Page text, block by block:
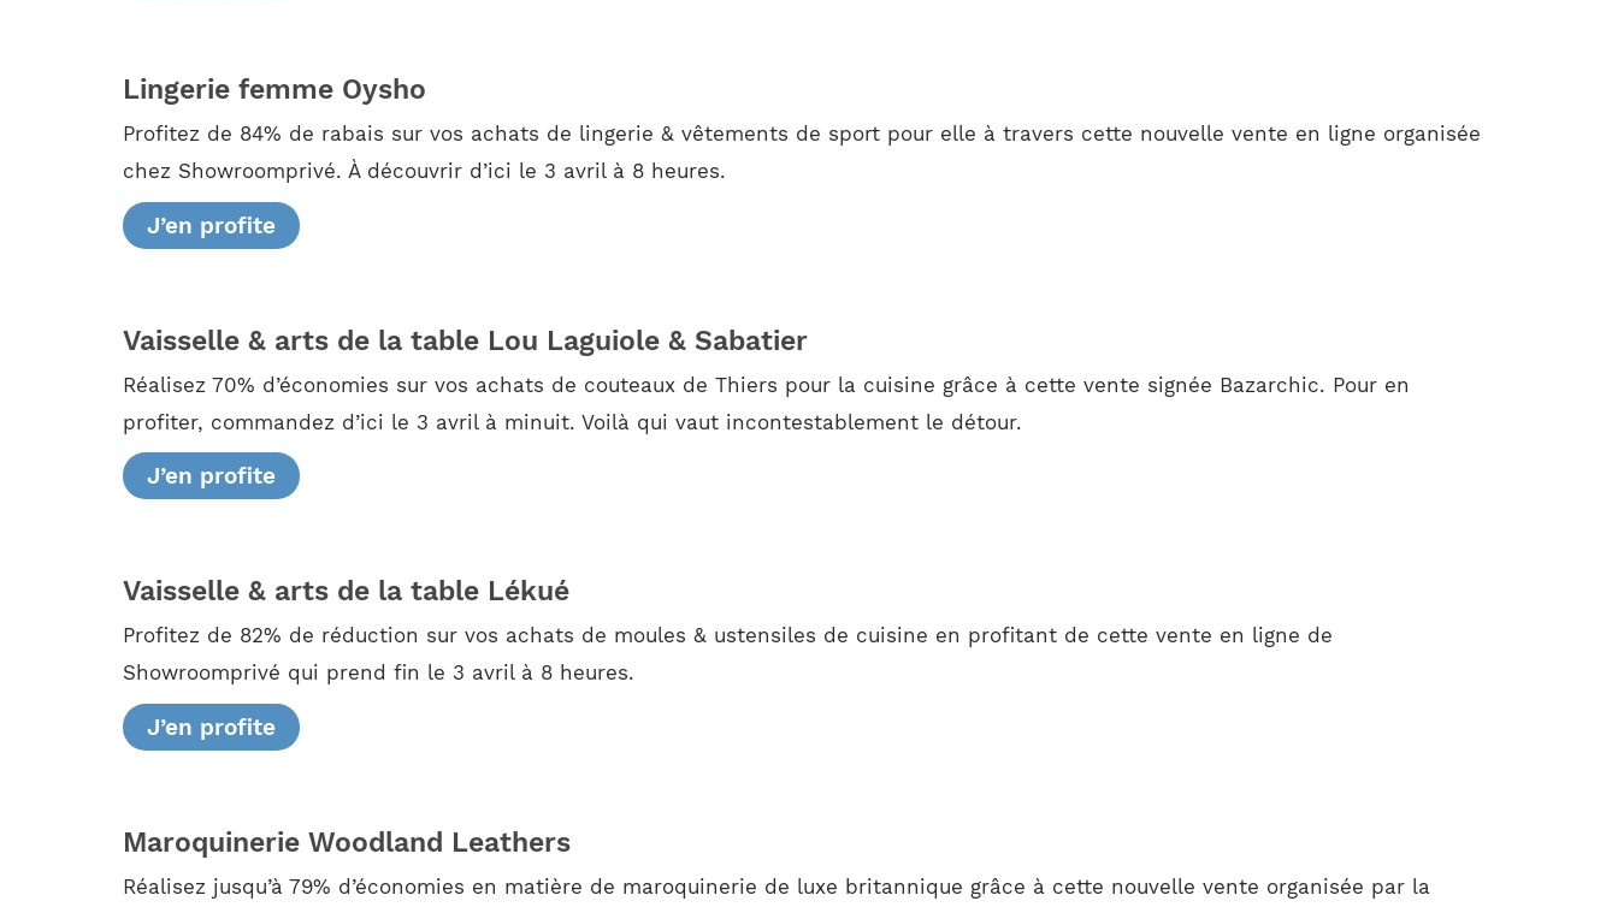
Lingerie femme Oysho
Profitez de 84% de rabais sur vos achats de lingerie & vêtements de sport pour elle à travers cette nouvelle vente en ligne organisée
chez Showroomprivé. À découvrir d’ici le 3 avril à 8 heures.
J’en profite
Vaisselle & arts de la table Lou Laguiole & Sabatier
Réalisez 70% d’économies sur vos achats de couteaux de Thiers pour la cuisine grâce à cette vente signée Bazarchic. Pour en
profiter, commandez d’ici le 3 avril à minuit. Voilà qui vaut incontestablement le détour.
J’en profite
Vaisselle & arts de la table Lékué
Profitez de 82% de réduction sur vos achats de moules & ustensiles de cuisine en profitant de cette vente en ligne de
Showroomprivé qui prend fin le 3 avril à 8 heures.
J’en profite
Maroquinerie Woodland Leathers
Réalisez jusqu’à 79% d’économies en matière de maroquinerie de luxe britannique grâce à cette nouvelle vente organisée par la